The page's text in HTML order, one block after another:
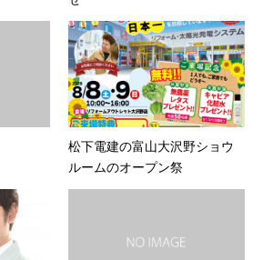
松下電建の富山大沢野ショウ
ルームのオープン祭